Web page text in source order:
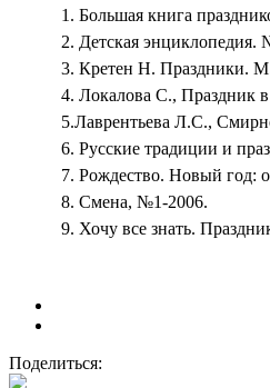
1. Большая книга
2. Детская энциклопедия.
3. Кретен Н. Праздники.
4. Локалова С., Праздник
5.Лаврентьева Л.С.,
6. Русские традиции и
7. Рождество. Новый год:
8. Смена, №1-2006.
9. Хочу все знать.
Поделиться: